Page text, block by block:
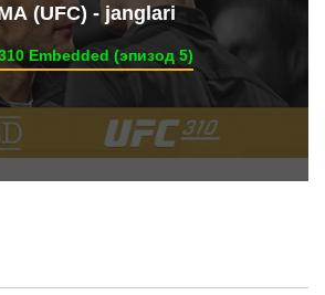
(UFC) - janglari
Embedded (эпизод 5)